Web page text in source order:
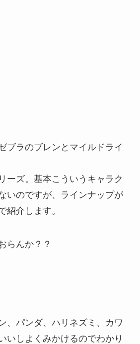
ブラのブレンとマイルドライ
ーズ。基本こういうキャラク
いのですが、ラインナップが
紹介します。
らんか？？
、パンダ、ハリネズミ、カワ
いしよくみかけるのでわかり